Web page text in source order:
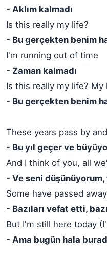
- Aklım kalmadı
Is this really my life?
- Bu gerçekten benim
I'm running out of time
- Zaman kalmadı
Is this really my life? My
- Bu gerçekten benim
These years pass by
- Bu yıl geçer ve
And I think of you, all
- Ve seni
Some have passed
- Bazıları vefat etti,
But I'm still here today
- Ama bugün hala